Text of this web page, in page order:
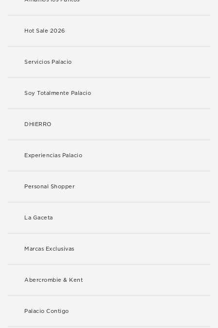
Hot Sale 2026
Servicios Palacio
Soy Totalmente Palacio
DHIERRO
Experiencias Palacio
Personal Shopper
La Gaceta
Marcas Exclusivas
Abercrombie & Kent
Palacio Contigo